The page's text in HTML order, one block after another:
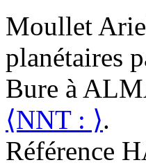
Moullet
planétaires
Bure à
⟨NNT : ⟩.
Référence